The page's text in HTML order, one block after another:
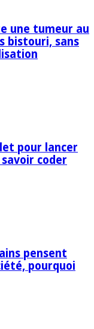
une tumeur au
bistouri, sans
pour lancer
coder
pensent
pourquoi